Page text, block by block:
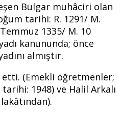
Bulgar muhâciri olan
tarihi: R. 1291/ M.
1335/ M. 10
kanununda; önce
almıştır.
(Emekli öğretmenler;
1948) ve Halil Arkalı